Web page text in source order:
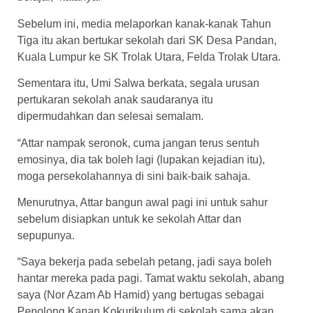
Sebelum ini, media melaporkan kanak-kanak Tahun
Tiga itu akan bertukar sekolah dari SK Desa Pandan,
Kuala Lumpur ke SK Trolak Utara, Felda Trolak Utara.
Sementara itu, Umi Salwa berkata, segala urusan
pertukaran sekolah anak saudaranya itu
dipermudahkan dan selesai semalam.
“Attar nampak seronok, cuma jangan terus sentuh
emosinya, dia tak boleh lagi (lupakan kejadian itu),
moga persekolahannya di sini baik-baik sahaja.
Menurutnya, Attar bangun awal pagi ini untuk sahur
sebelum disiapkan untuk ke sekolah Attar dan
sepupunya.
“Saya bekerja pada sebelah petang, jadi saya boleh
hantar mereka pada pagi. Tamat waktu sekolah, abang
saya (Nor Azam Ab Hamid) yang bertugas sebagai